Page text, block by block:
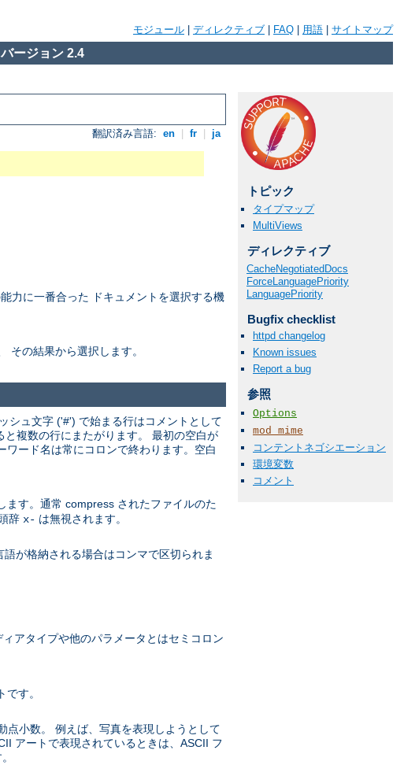
モジュール ディレクティブ FAQ 用語 サイトマップ
ージョン 2.4
翻訳済み言語: en fr ja
力に一番合った ドキュメントを選択する機
その結果から選択します。
トピック
タイプマップ
MultiViews
ディレクティブ
CacheNegotiatedDocs
ForceLanguagePriority
LanguagePriority
Bugfix checklist
httpd changelog
Known issues
Report a bug
参照
Options
mod_mime
コンテントネゴシエーション
環境変数
コメント
シュ文字 ('#') で始まる行はコメントとして
複数の行にまたがります。 最初の空白が
ード名は常にコロンで終わります。空白
ます。通常 compress されたファイルのた
辞 x- は無視されます。
が格納される場合はコンマで区切られま
ィアタイプや他のパラメータとはセミコロン
す。
小数。 例えば、写真を表現しようとして
アートで表現されているときは、ASCII フ